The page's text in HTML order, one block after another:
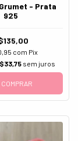
- Prata
925
com Pix
sem juros
COMPRAR